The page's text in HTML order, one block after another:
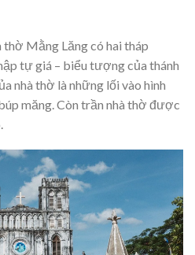
Mằng Lăng có hai tháp
tự giá – biểu tượng của thánh
nhà thờ là những lối vào hình
măng. Còn trần nhà thờ được